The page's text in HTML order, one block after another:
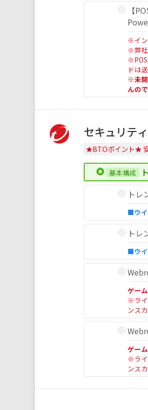
【
※イン
※弊社
ドは
※未開
んの
セキュリテ
★BTOポイント★ 安
トレ
■ウイ
トレ
■ウイ
ゲー
※ライ
ンス
ゲー
※ライ
ンス